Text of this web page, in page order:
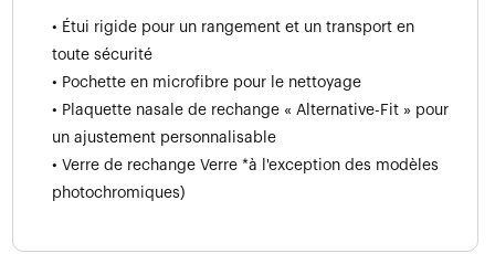
• Étui rigide pour un rangement et un transport en
toute sécurité
• Pochette en microfibre pour le nettoyage
• Plaquette nasale de rechange « Alternative-Fit » pour
un ajustement personnalisable
• Verre de rechange Verre *à l'exception des modèles
photochromiques)